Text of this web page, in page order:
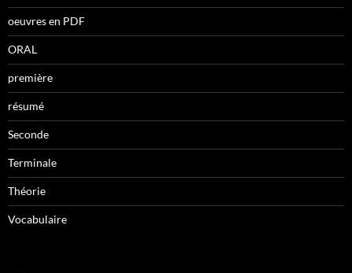
oeuvres en PDF
ORAL
première
résumé
Seconde
Terminale
Théorie
Vocabulaire